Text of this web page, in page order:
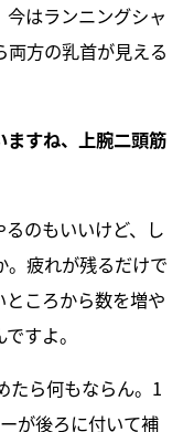
はランニングシャ
方の乳首が見える
ますね、上腕二頭筋
るのもいいけど、し
。疲れが残るだけで
ころから数を増や
すよ。
たら何もならん。1
が後ろに付いて補